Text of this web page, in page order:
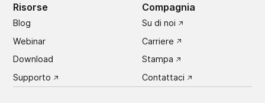
Risorse
Blog
Webinar
Download
Supporto
Compagnia
Su di noi
Carriere
Stampa
Contattaci